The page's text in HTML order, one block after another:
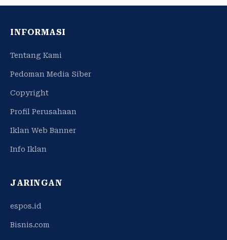
INFORMASI
Tentang Kami
Pedoman Media Siber
Copyright
Profil Perusahaan
Iklan Web Banner
Info Iklan
JARINGAN
espos.id
Bisnis.com